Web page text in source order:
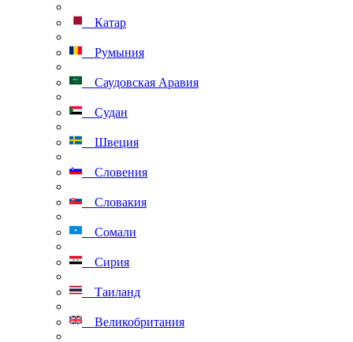
Катар
Румыния
Саудовская Аравия
Судан
Швеция
Словения
Словакия
Сомали
Сирия
Таиланд
Великобритания